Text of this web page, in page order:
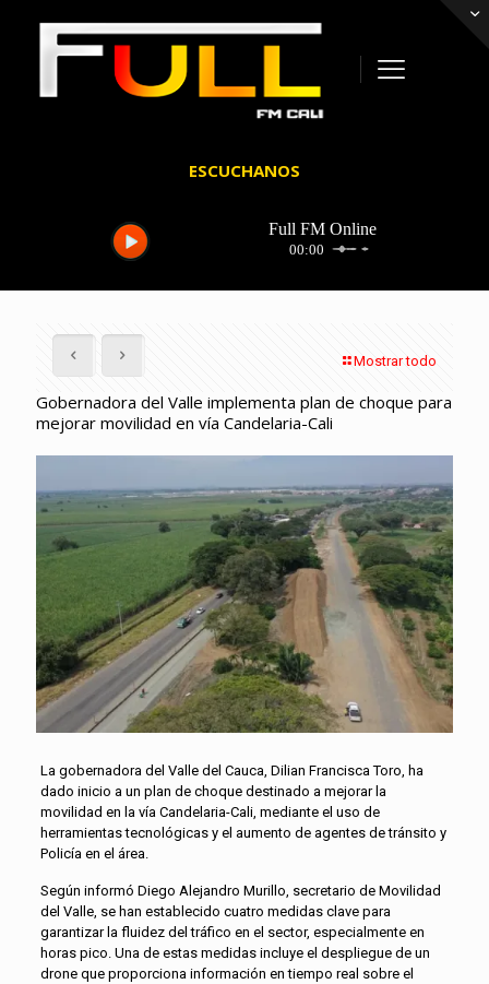
ESCUCHANOS
Mostrar todo
Gobernadora del Valle implementa plan de choque para
mejorar movilidad en vía Candelaria-Cali
La gobernadora del Valle del Cauca, Dilian Francisca Toro, ha
dado inicio a un plan de choque destinado a mejorar la
movilidad en la vía Candelaria-Cali, mediante el uso de
herramientas tecnológicas y el aumento de agentes de tránsito y
Policía en el área.
Según informó Diego Alejandro Murillo, secretario de Movilidad
del Valle, se han establecido cuatro medidas clave para
garantizar la fluidez del tráfico en el sector, especialmente en
horas pico. Una de estas medidas incluye el despliegue de un
drone que proporciona información en tiempo real sobre el